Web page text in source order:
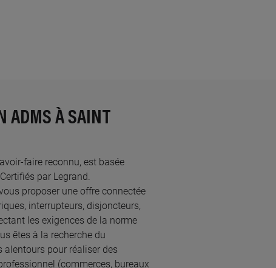
ADMS À SAINT
faire reconnu, est basée
par Legrand.​
proposer une offre connectée
interrupteurs, disjoncteurs,
les exigences de la norme
êtes à la recherche du
alentours pour réaliser des
(commerces, bureaux